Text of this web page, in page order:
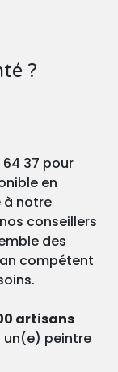
?
37 pour
en
à notre
conseillers
des
compétent
artisans
un(e) peintre